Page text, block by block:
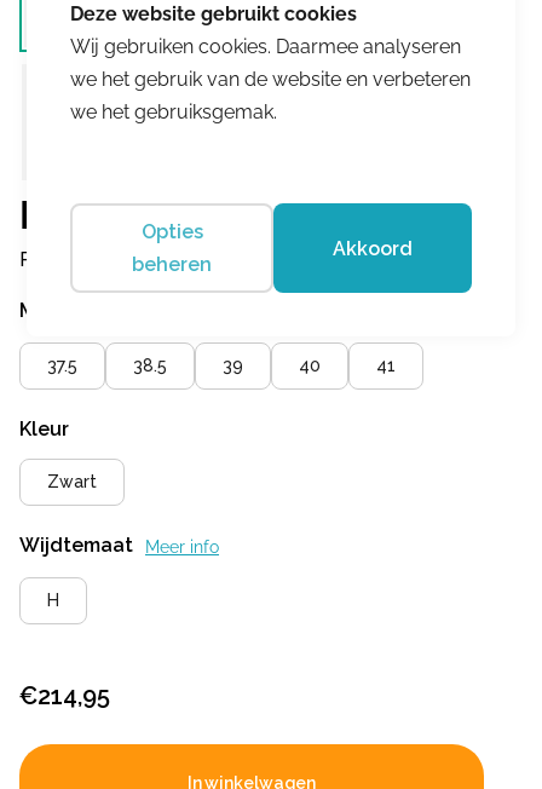
Hassia
Porto Schwarz Platin
Kleur
Zwart
Maat
37.5 38.5 39 40 41
Wijdtemaat Meer info
H
€214,95
In winkelwagen
Wij gebruiken cookies. Daarmee analyseren
we het gebruik van de website en verbeteren
we het gebruiksgemak.
Opties
beheren
Akkoord